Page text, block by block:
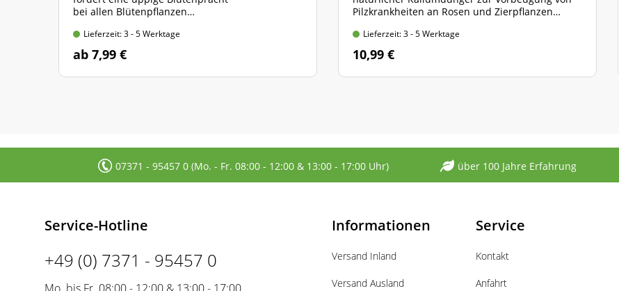
bei allen Blütenpflanzen
Lieferzeit: 3 - 5 Werktage
ab 7,99 €
Pilzkrankheiten an Rosen und Zierpflanzen
Lieferzeit: 3 - 5 Werktage
10,99 €
07371 - 95457 0 (Mo. - Fr. 08:00 - 12:00 & 13:00 - 17:00 Uhr) über 100 Jahre Erfahrung
Service-Hotline
+49 (0) 7371 - 95457 0
Informationen
Versand Inland
Versand Ausland
Service
Kontakt
Anfahrt